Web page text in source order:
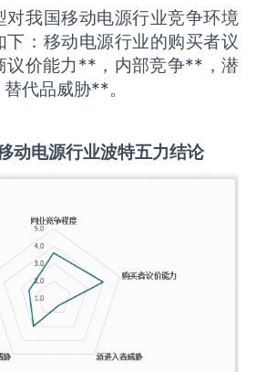
对我国移动电源行业竞争环境
：移动电源行业的购买者议
议价能力**，内部竞争**，潜
代品威胁**。
动电源行业波特五力结论